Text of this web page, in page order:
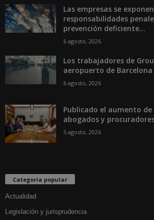
Las empresas se
responsabilidades
prevención deficiente...
6 agosto, 2026
Los trabajadores de
aeropuerto de
6 agosto, 2026
Publicado el aumento
abogados y
5 agosto, 2026
Categoría popular
Actualidad
Legislación y jurisprudencia